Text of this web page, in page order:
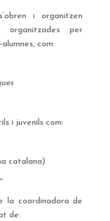
i organitzen
per
com:
i juvenils com:
catalana)
la coordinadora de
de: